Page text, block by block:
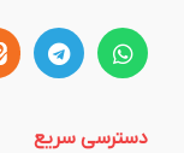
دسترسی سریع